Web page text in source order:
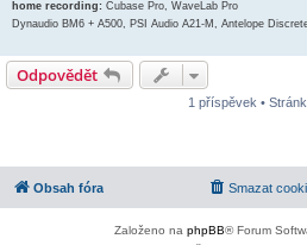
home recording: Cubase Pro, WaveLab Pro
Dynaudio BM6 + A500, PSI Audio A21-M, Antelope
Odpovědět
1 příspěvek •
Obsah fóra Smazat
Založeno na phpBB® Forum